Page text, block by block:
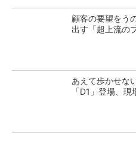
顧客の要望をう
出す「超上流の
あえて歩かせな
「D1」登場、